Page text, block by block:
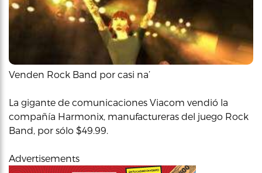
Venden Rock Band por casi na’
La gigante de comunicaciones Viacom vendió la
compañía Harmonix, manufactureras del juego Rock
Band, por sólo $49.99.
Advertisements